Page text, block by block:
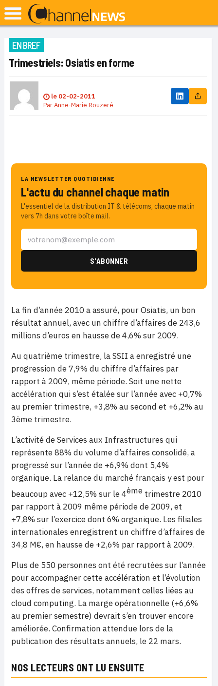
EN BREF
Trimestriels: Osiatis en forme
le 02-02-2011
ParAnne-Marie Rouzeré
LA NEWSLETTER QUOTIDIENNE
L'actu du channel chaque matin
L'essentiel de la distribution IT & télécoms, chaque matin
vers 7h dans votre boîte mail.
La fin d’année 2010 a assuré, pour Osiatis, un bon
résultat annuel, avec un chiffre d’affaires de 243,6
millions d’euros en hausse de 4,6% sur 2009.
Au quatrième trimestre, la SSII a enregistré une
progression de 7,9% du chiffre d’affaires par
rapport à 2009, même période. Soit une nette
accélération qui s’est étalée sur l’année avec +0,7%
au premier trimestre, +3,8% au second et +6,2% au
3ème trimestre.
L’activité de Services aux Infrastructures qui
représente 88% du volume d’affaires consolidé, a
progressé sur l’année de +6,9% dont 5,4%
organique. La relance du marché français y est pour
beaucoup avec +12,5% sur le 4ème trimestre 2010
par rapport à 2009 même période de 2009, et
+7,8% sur l’exercice dont 6% organique. Les filiales
internationales enregistrent un chiffre d’affaires de
34,8 M€, en hausse de +2,6% par rapport à 2009.
Plus de 550 personnes ont été recrutées sur l’année
pour accompagner cette accélération et l’évolution
des offres de services, notamment celles liées au
cloud computing. La marge opérationnelle (+6,6%
au premier semestre) devrait s’en trouver encore
améliorée. Confirmation attendue lors de la
publication des résultats annuels, le 22 mars.
NOS LECTEURS ONT LU ENSUITE